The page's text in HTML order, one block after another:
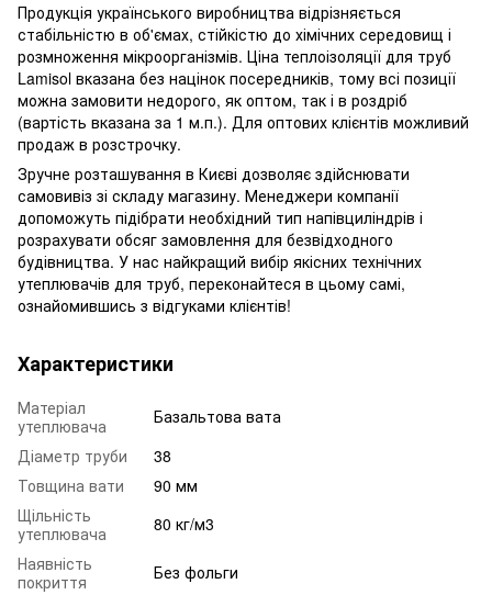
Продукція українського виробництва відрізняється
стабільністю в об'ємах, стійкістю до хімічних середовищ і
розмноження мікроорганізмів. Ціна теплоізоляції для труб
Lamisol вказана без націнок посередників, тому всі позиції
можна замовити недорого, як оптом, так і в роздріб
(вартість вказана за 1 м.п.). Для оптових клієнтів можливий
продаж в розстрочку.
Зручне розташування в Києві дозволяє здійснювати
самовивіз зі складу магазину. Менеджери компанії
допоможуть підібрати необхідний тип напівциліндрів і
розрахувати обсяг замовлення для безвідходного
будівництва. У нас найкращий вибір якісних технічних
утеплювачів для труб, переконайтеся в цьому самі,
ознайомившись з відгуками клієнтів!
Характеристики
Матеріал
утеплювача
Базальтова вата
Діаметр труби
38
Товщина вати
90 мм
Щільність
утеплювача
80 кг/м3
Наявність
покриття
Без фольги